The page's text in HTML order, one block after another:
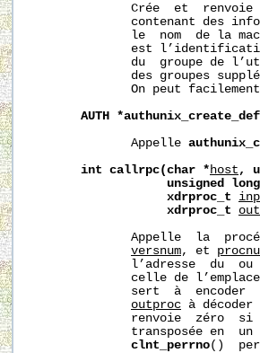
Crée  et
contenant des
le  nom  de la
est
du  groupe de
des groupes
On peut
AUTH
              Appelle
int callrpc(char * host ,
unsigned
long
xdrproc_t
xdrproc_t
Appelle  la
versnum, et
l’adresse  du
celle de
sert  à  encoder
outproc à
renvoie  zéro
transposée en
clnt_perrno()